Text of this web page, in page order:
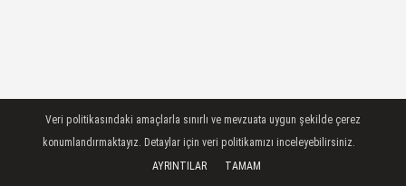
Veri politikasındaki amaçlarla sınırlı ve mevzuata uygun şekilde çerez
konumlandırmaktayız. Detaylar için veri politikamızı inceleyebilirsiniz.
AYRINTILAR
TAMAM